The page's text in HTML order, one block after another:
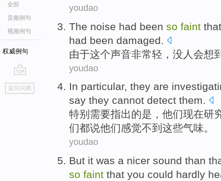
全部
音频例句
视频例句
权威例句
go
top
返回词典
youdao
The noise had been so faint
had been damaged
由于这个声音非常轻 ， 没 人 会想
youdao
In particular, they are
say they cannot detect them.
特别 需要指出的是 ， 他们现在研
们都说他们感觉不到这些气味。
youdao
But it was a nicer sound than
so faint that you could hardly